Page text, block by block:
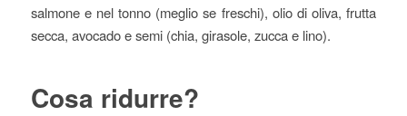
salmone e nel tonno (meglio se freschi), olio di oliva, frutta
secca, avocado e semi (chia, girasole, zucca e lino).
Cosa ridurre?